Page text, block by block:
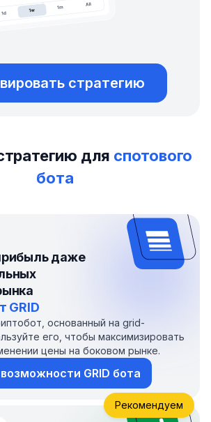
стратегию
для спотового
бота
даже
GRID
основанный на grid-
его, чтобы максимизировать
цены на боковом рынке.
GRID бота
Рекомендуем